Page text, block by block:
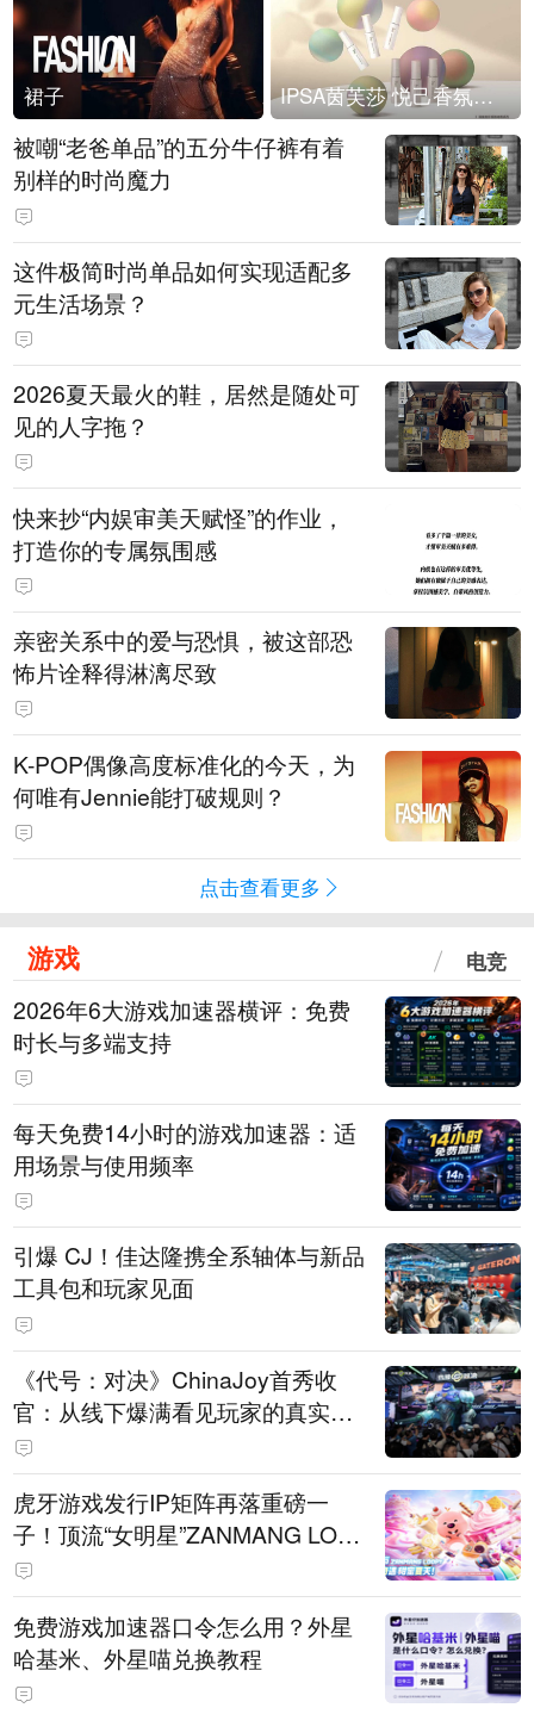
裙子 IPSA茵芙莎 悦己香氛凝露上市
被嘲“老爸单品”的五分牛仔裤有着
别样的时尚魔力
这件极简时尚单品如何实现适配多
元生活场景？
2026夏天最火的鞋，居然是随处可
见的人字拖？
快来抄“内娱审美天赋怪”的作业，
打造你的专属氛围感
亲密关系中的爱与恐惧，被这部恐
怖片诠释得淋漓尽致
K-POP偶像高度标准化的今天，为
何唯有Jennie能打破规则？
点击查看更多
游戏 电竞
2026年6大游戏加速器横评：免费
时长与多端支持
每天免费14小时的游戏加速器：适
用场景与使用频率
引爆 CJ！佳达隆携全系轴体与新品
工具包和玩家见面
《代号：对决》ChinaJoy首秀收
官：从线下爆满看见玩家的真实期
待
虎牙游戏发行IP矩阵再落重磅一
子！顶流“女明星”ZANMANG LOO
PY 正版3D消除手游《消消奇遇》
惊喜曝光
免费游戏加速器口令怎么用？外星
哈基米、外星喵兑换教程